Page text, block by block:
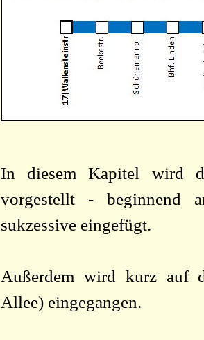
In diesem Kapitel wird
vorgestellt - beginnend
sukzessive eingefügt.
Außerdem wird kurz auf
Allee) eingegangen.